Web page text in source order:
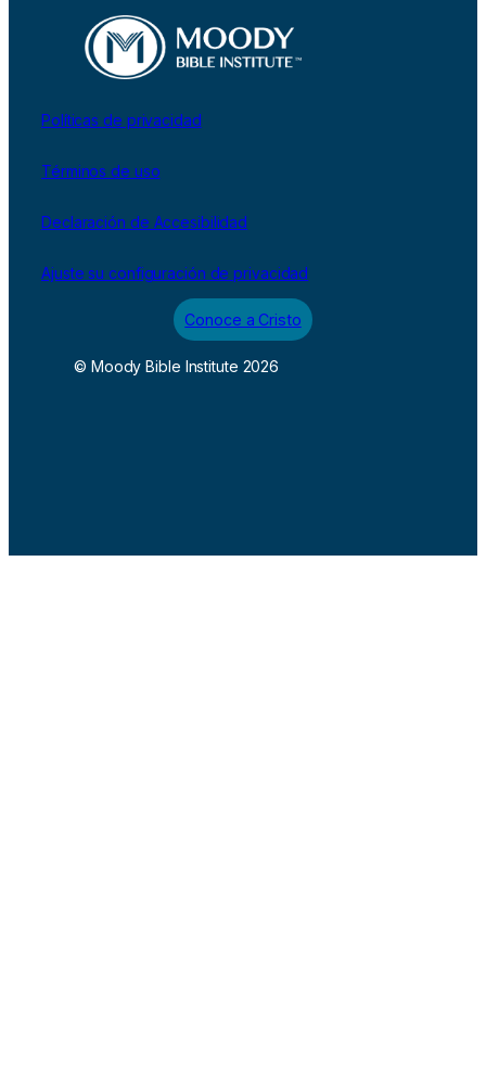
Políticas de privacidad
Términos de uso
Declaración de Accesibilidad
Ajuste su configuración de privacidad
Conoce a Cristo
© Moody Bible Institute 2026